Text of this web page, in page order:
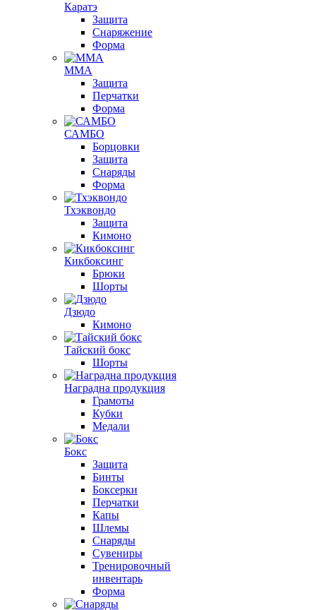
Каратэ
Защита
Снаряжение
Форма
ММА
Защита
Перчатки
Форма
САМБО
Борцовки
Защита
Снаряды
Форма
Тхэквондо
Защита
Кимоно
Кикбоксинг
Брюки
Шорты
Дзюдо
Кимоно
Тайский бокс
Шорты
Наградна продукция
Грамоты
Кубки
Медали
Бокс
Защита
Бинты
Боксерки
Перчатки
Капы
Шлемы
Снаряды
Сувениры
Тренировочный
инвентарь
Форма